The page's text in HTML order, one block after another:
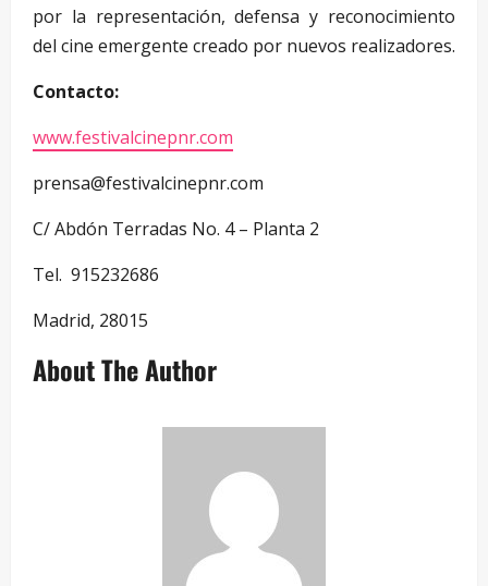
por la representación, defensa y reconocimiento
del cine emergente creado por nuevos realizadores.
Contacto:
www.festivalcinepnr.com
prensa@festivalcinepnr.com
C/ Abdón Terradas No. 4 – Planta 2
Tel. 915232686
Madrid, 28015
About The Author